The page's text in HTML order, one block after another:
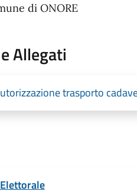
di ONORE
Allegati
trasporto